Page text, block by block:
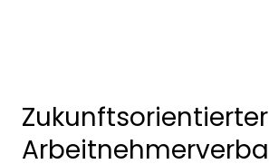
Zukunftsorientierter